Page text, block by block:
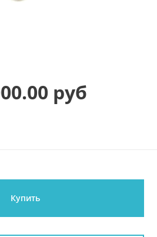
руб
Купить